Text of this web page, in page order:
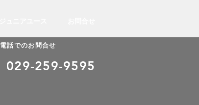
電話でのお問合せ
029-259-9595